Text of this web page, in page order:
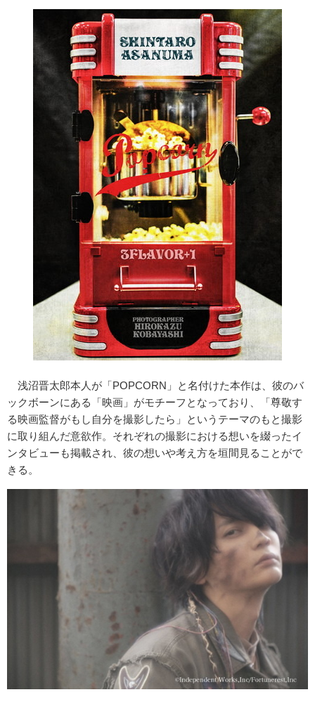
浅沼晋太郎本人が「POPCORN 」と名付けた本作は、彼のバ
ックボーンにある「映画」がモチーフとなっており、「尊敬す
る映画監督がもし自分を撮影したら」というテーマのもと撮影
に取り組んだ意欲作。それぞれの撮影における想いを綴ったイ
ンタビューも掲載され、彼の想いや考え方を垣間見ることがで
きる。